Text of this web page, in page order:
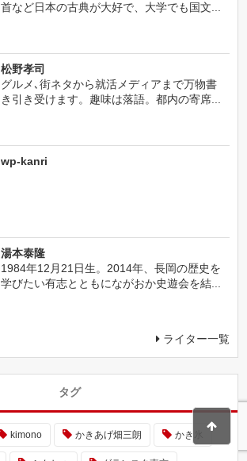
首など日本の古典が大好で、大学でも国文...
松野孝司
グルメ､街ネタから就活メディアまで万物書
き引き受けます。趣味は落語。都内の寄席...
wp-kanri
湯本泰隆
1984年12月21日生。2014年、長岡の歴史を
学びたい有志とともにながおか史遊会を結...
ライター一覧
タグ
kimono かきあげ畑三朗 かき氷